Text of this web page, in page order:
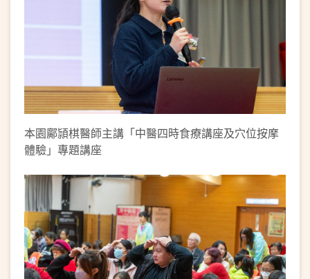
本園鄺頴棋醫師主講「中醫四時食療講座及穴位按摩
體驗」專題講座